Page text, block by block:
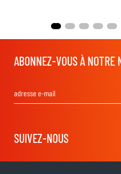
ABONNEZ-VOUS À NOTRE
SUIVEZ-NOUS